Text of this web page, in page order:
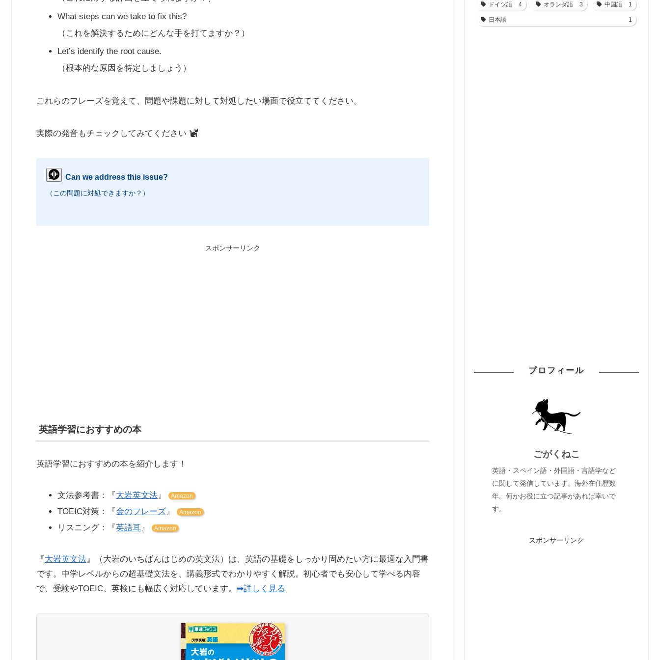
What steps can we take to fix this?
（これを解決するためにどんな手を打てますか？）
Let’s identify the root cause.
（根本的な原因を特定しましょう）
これらのフレーズを覚えて、問題や課題に対して対処したい場面で役立ててください。
実際の発音もチェックしてみてください
Can we address this issue?
（この問題に対処できますか？）
スポンサーリンク
英語学習におすすめの本
英語学習におすすめの本を紹介します！
文法参考書：『大岩英文法 』 Amazon
TOEIC対策：『金のフレーズ』 Amazon
リスニング：『英語耳』 Amazon
『 大岩英文法』（大岩のいちばんはじめの英文法）は、英語の基礎をしっかり固めたい方に最適な入門書
です。中学レベルからの超基礎文法を、講義形式でわかりやすく解説。初心者でも安心して学べる内容
で、受験やTOEIC、英検にも幅広く対応しています。 ➡詳しく見る
ドイツ語 4 オランダ語 3 中国語 1
日本語 1
プロフィール
ごがくねこ
英語・スペイン語・外国語・言語学など
に関して発信しています。海外在住歴数
年。何かお役に立つ記事があれば幸いで
す。
スポンサーリンク